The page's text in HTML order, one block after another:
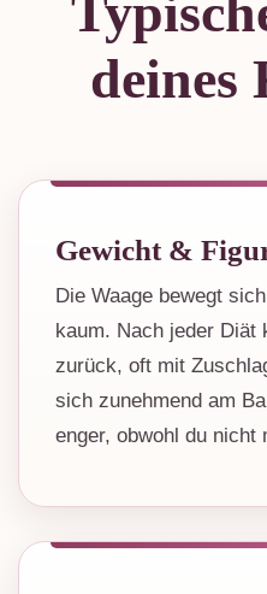
deines
Gewicht &
Die Waage bewegt
kaum. Nach jeder Diät
zurück, oft mit
sich zunehmend am
enger, obwohl du nicht